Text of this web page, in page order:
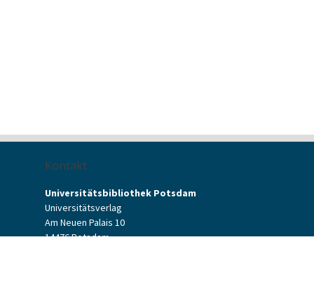
Kontakt
Universitätsbibliothek Potsdam
Universitätsverlag
Am Neuen Palais 10
14476 Potsdam